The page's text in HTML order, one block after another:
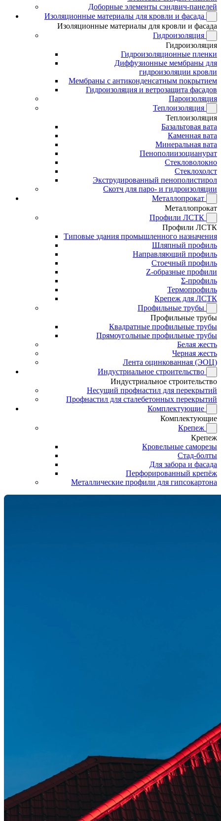
Доборные элементы сэндвич-панелей
Изоляционные материалы для кровли и фасада
Изоляционные материалы для кровли и фасада
Гидроизоляция
Гидроизоляция
Гидроизоляционные пленки
Диффузионные мембраны для
гидроизоляции кровли
Мембраны с антиконденсатным покрытием
Гидроизоляция и ветрозащита фасадов
Пароизоляция
Теплоизоляция
Теплоизоляция
Базальтовая вата
Каменная вата
Минеральная вата
Пенополиизоцианурат
Стекловолокно
Стеклохолст
Экструдированный пенополистирол
Скотч для паро- и гидроизоляции
Металлопрокат
Металлопрокат
Профили ЛСТК
Профили ЛСТК
Типовые здания промышленного назначения
Шляпный профиль
Направляющий профиль
Стоечный профиль
Z-образные профили
Σ-профиль
Термопрофиль
Крепеж для ЛСТК
Профильные трубы
Профильные трубы
Квадратные профильные трубы
Прямоугольные профильные трубы
Белая жесть
Черная жесть
Лента оцинкованная (ЭОЦ)
Индустриальное строительство
Индустриальное строительство
Несущий профнастил для перекрытий
Профнастил для сталебетонных перекрытий
Комплектующие
Комплектующие
Крепеж
Крепеж
Кровельные саморезы
Стад-болты
Для забора и фасада
Перфорированный крепёж
Металлические профили для гипсокартона